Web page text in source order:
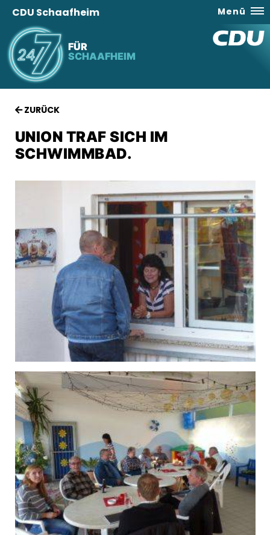
FÜR
SCHAAFHEIM
CDU Schaafheim Menü
ZURÜCK
UNION TRAF SICH IM
SCHWIMMBAD.